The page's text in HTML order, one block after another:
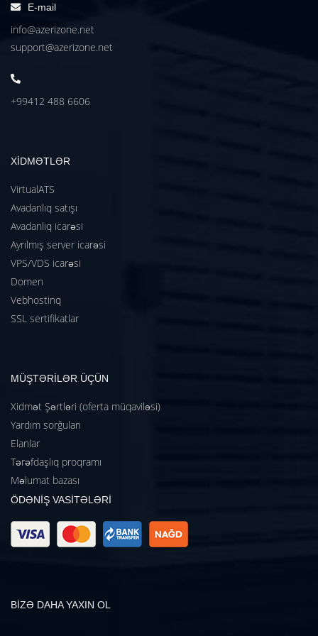
E-mail
info@azerizone.net
support@azerizone.net
+99412 488 6606
XİDMƏTLƏR
VirtualATS
Avadanlıq satışı
Avadanlıq icarəsi
Ayrılmış server icarəsi
VPS/VDS icarəsi
Domen
Vebhostinq
SSL sertifikatlar
MÜŞTƏRİLƏR ÜÇÜN
Xidmət Şərtləri (oferta müqaviləsi)
Yardım sorğuları
Elanlar
Tərəfdaşlıq proqramı
Məlumat bazası
ÖDƏNİŞ VASİTƏLƏRİ
BİZƏ DAHA YAXIN OL